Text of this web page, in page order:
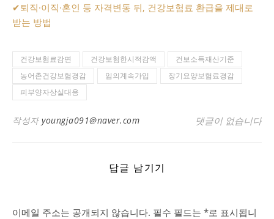
✔퇴직·이직·혼인 등 자격변동 뒤, 건강보험료 환급을 제대로
받는 방법
건강보험료감면 건강보험한시적감액
건보소득재산기준
농어촌건강보험경감
임의계속가입
장기요양보험료경감
피부양자상실대응
작성자 youngja091@naver.com 댓글이 없습니다
답글 남기기
이메일 주소는 공개되지 않습니다. 필수 필드는 *로 표시됩니